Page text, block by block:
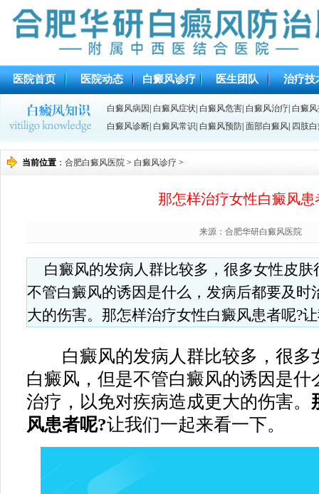
医院首页 医院动态 白癜风诊疗 医生团队 治疗技
白癜风病因 白癜风症状 白癜风危害 白癜风治疗 白癜
白癜风诊断 白癜风常识 白癜风预防 面部白癜风 四肢
当前位置 ： 合肥白癜风医院 > 白癜风诊疗 >
那怎样治疗女性白癜风患
来源：合肥华研白癜风医院
白癜风的发病人群比较多，很多女性皮
不管白癜风的诱因是什么，发病后都要及时
大的伤害。那怎样治疗女性白癜风患者呢?
白癜风的发病人群比较多，很多
白癜风，但是不管白癜风的诱因是什
治疗，以免对疾病造成更大的伤害。
风患者呢?让我们一起来看一下。